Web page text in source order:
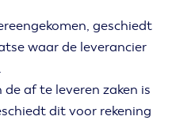
geschiedt
waar de leverancier
af te leveren zaken is
dit voor rekening